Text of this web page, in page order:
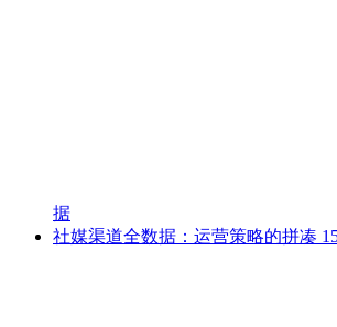
据
社媒渠道全数据：运营策略的拼凑